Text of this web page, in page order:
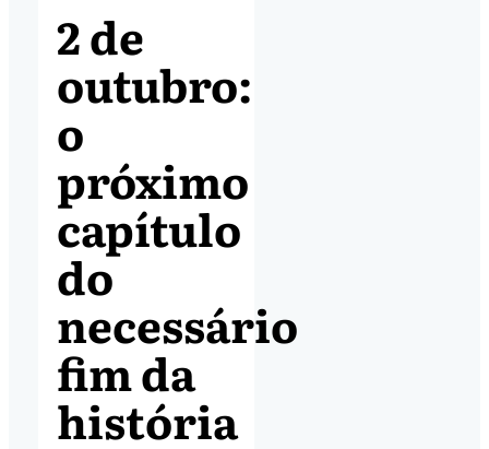
2 de
outubro:
o
próximo
capítulo
do
necessário
fim da
história